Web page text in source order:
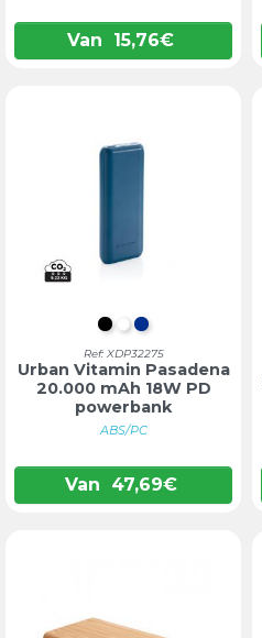
Van 15,76€
ZWART
WITBLAUW
Ref: XDP32275
Urban Vitamin Pasadena
20.000 mAh 18W PD
powerbank
ABS/PC
Van 47,69€